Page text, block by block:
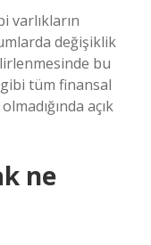
varlıkların
değişiklik
bu
tüm finansal
açık
ne